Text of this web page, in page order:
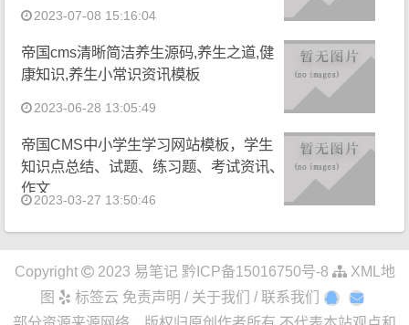
2023-07-08 15:16:04
帝国cms清晰简洁养生源码,养生之道,健
康知识,养生小常识资讯模板
2023-06-28 13:05:49
帝国CMS中小学生学习网站模板，学生
知识点总结、试题、练习题、考试资讯、
作文
2023-03-27 13:50:46
Copyright 2023 易笔记 黔ICP备15016750号-8
XML地
图
标签云 免责声明 / 关于我们 / 联系我们